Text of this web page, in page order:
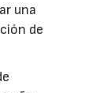
una
de